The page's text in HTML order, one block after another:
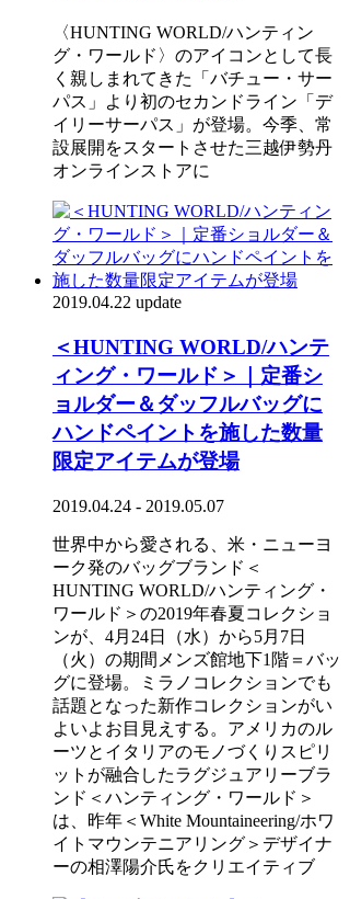
〈HUNTING WORLD/ハンティン
グ・ワールド〉のアイコンとして長
く親しまれてきた「バチュー・サー
パス」より初のセカンドライン「デ
イリーサーパス」が登場。今季、常
設展開をスタートさせた三越伊勢丹
オンラインストアに
2019.04.22 update
＜HUNTING WORLD/ハンテ
ィング・ワールド＞｜定番シ
ョルダー＆ダッフルバッグに
ハンドペイントを施した数量
限定アイテムが登場
2019.04.24 - 2019.05.07
世界中から愛される、米・ニューヨ
ーク発のバッグブランド＜
HUNTING WORLD/ハンティング・
ワールド＞の2019年春夏コレクショ
ンが、4月24日（水）から5月7日
（火）の期間メンズ館地下1階＝バッ
グに登場。ミラノコレクションでも
話題となった新作コレクションがい
よいよお目見えする。アメリカのル
ーツとイタリアのモノづくりスピリ
ットが融合したラグジュアリーブラ
ンド＜ハンティング・ワールド＞
は、昨年＜White Mountaineering/ホワ
イトマウンテニアリング＞デザイナ
ーの相澤陽介氏をクリエイティブ